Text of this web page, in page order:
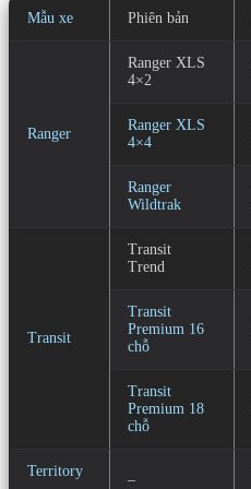
Mẫu xe Phiên bản
Ranger
Ranger XLS
4×2
Ranger XLS
4×4
Ranger
Wildtrak
Transit
Transit
Trend
Transit
Premium 16
chỗ
Transit
Premium 18
chỗ
Territory
–